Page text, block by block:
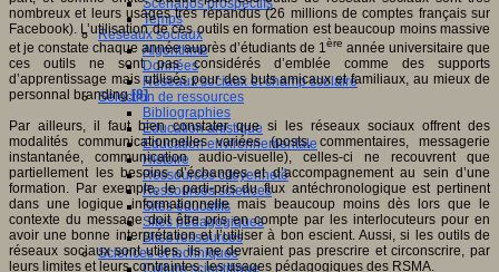
Scénarios prospectifs
Temps
Réseaux sociaux
Algorithme
Données
Réseaux sociaux et champ scolaire
Sélection de ressources
Bibliographies
Education artistique
Education environnementale
Histoire
Ressources citoyenneté
Ressources sciences
Sites éducatifs
Sites pédagogiques
Sites ressources
Sciences et techniques
Culture scientifique
nombreux et leurs usages très répandus (26 millions de comptes français sur
Facebook). L’utilisation de ces outils en formation est beaucoup moins massive
et je constate chaque année auprès d’étudiants de 1ère année universitaire que
ces outils ne sont pas considérés d’emblée comme des supports
d’apprentissage mais utilisés pour des buts amicaux et familiaux, au mieux de
personnal branding.[8]
Par ailleurs, il faut bien constater que si les réseaux sociaux offrent des
modalités communicationnelles variées (posts, commentaires, messagerie
instantanée, communication audio-visuelle), celles-ci ne recouvrent que
partiellement les besoins d’échanges et d’accompagnement au sein d’une
formation. Par exemple, le parti-pris du flux antéchronologique est pertinent
dans une logique informationnelle mais beaucoup moins dès lors que le
contexte du message doit être pris en compte par les interlocuteurs pour en
avoir une bonne interprétation et l’utiliser à bon escient. Aussi, si les outils de
réseaux sociaux sont utiles, ils ne devraient pas prescrire et circonscrire, par
leurs limites et leurs contraintes, les usages pédagogiques des RSMA.